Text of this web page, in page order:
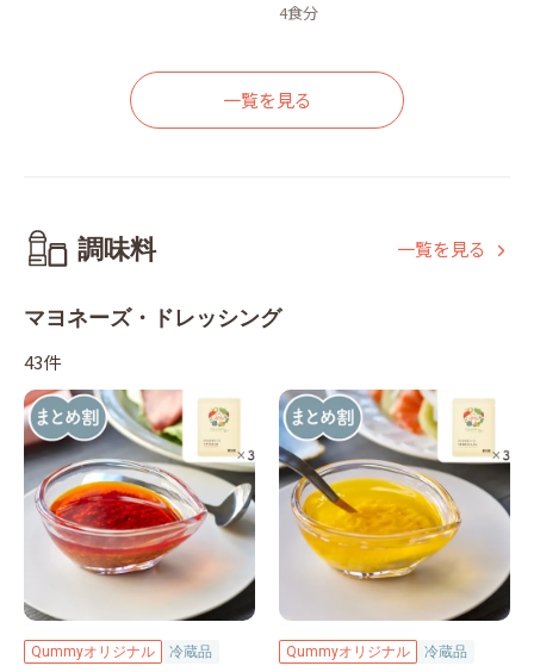
4食分
一覧を見る
調味料 一覧を見る
マヨネーズ・ドレッシング
43件
Qummyオリジナル 冷蔵品 Qummyオリジナル 冷蔵品